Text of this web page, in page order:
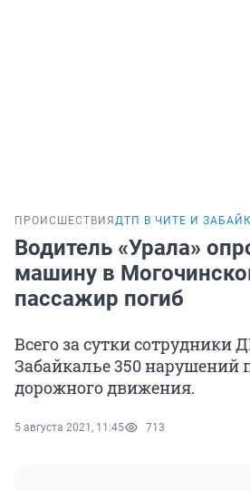
ПРОИСШЕСТВИЯ ДТП В ЧИТЕ И
Водитель «Урала»
машину в
пассажир погиб
Всего за сутки сотрудники
Забайкалье 350 нарушений
дорожного движения.
5 августа 2021, 11:45 713